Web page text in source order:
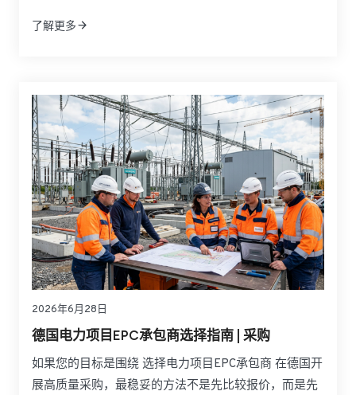
置、灭火系统、舱体结构以及合规文件之间的协同。如
任边界。
了解更多
2026年6月28日
德国电力项目EPC承包商选择指南 | 采购
如果您的目标是围绕 选择电力项目EPC承包商 在德国开
展高质量采购，最稳妥的方法不是先比较报价，而是先